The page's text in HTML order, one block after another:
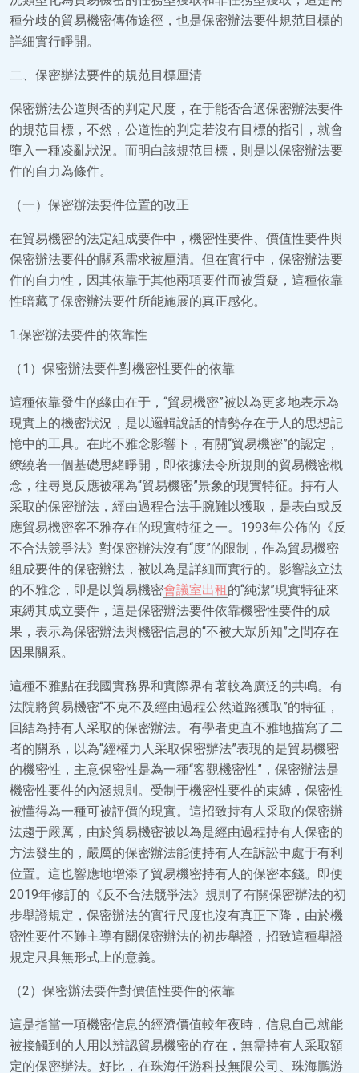
種分歧的貿易機密傳佈途徑，也是保密辦法要件規范目標的
詳細實行睜開。
二、保密辦法要件的規范目標厘清
保密辦法公道與否的判定尺度，在于能否合適保密辦法要件
的規范目標，不然，公道性的判定若沒有目標的指引，就會
墮入一種凌亂狀況。而明白該規范目標，則是以保密辦法要
件的自力為條件。
（一）保密辦法要件位置的改正
在貿易機密的法定組成要件中，機密性要件、價值性要件與
保密辦法要件的關系需求被厘清。但在實行中，保密辦法要
件的自力性，因其依靠于其他兩項要件而被質疑，這種依靠
性暗藏了保密辦法要件所能施展的真正感化。
1.保密辦法要件的依靠性
（1）保密辦法要件對機密性要件的依靠
這種依靠發生的緣由在于，“貿易機密”被以為更多地表示為
現實上的機密狀況，是以邏輯說話的情勢存在于人的思想記
憶中的工具。在此不雅念影響下，有關“貿易機密”的認定，
繚繞著一個基礎思緒睜開，即依據法令所規則的貿易機密概
念，往尋覓反應被稱為“貿易機密”景象的現實特征。持有人
采取的保密辦法，經由過程合法手腕難以獲取，是表白或反
應貿易機密客不雅存在的現實特征之一。1993年公佈的《反
不合法競爭法》對保密辦法沒有“度”的限制，作為貿易機密
組成要件的保密辦法，被以為是詳細而實行的。影響該立法
的不雅念，即是以貿易機密會議室出租的“純潔”現實特征來
束縛其成立要件，這是保密辦法要件依靠機密性要件的成
果，表示為保密辦法與機密信息的“不被大眾所知”之間存在
因果關系。
這種不雅點在我國實務界和實際界有著較為廣泛的共鳴。有
法院將貿易機密“不克不及經由過程公然道路獲取”的特征，
回結為持有人采取的保密辦法。有學者更直不雅地描寫了二
者的關系，以為“經權力人采取保密辦法”表現的是貿易機密
的機密性，主意保密性是為一種“客觀機密性”，保密辦法是
機密性要件的內涵規則。受制于機密性要件的束縛，保密性
被懂得為一種可被評價的現實。這招致持有人采取的保密辦
法趨于嚴厲，由於貿易機密被以為是經由過程持有人保密的
方法發生的，嚴厲的保密辦法能使持有人在訴訟中處于有利
位置。這也響應地增添了貿易機密持有人的保密本錢。即便
2019年修訂的《反不合法競爭法》規則了有關保密辦法的初
步舉證規定，保密辦法的實行尺度也沒有真正下降，由於機
密性要件不難主導有關保密辦法的初步舉證，招致這種舉證
規定只具無形式上的意義。
（2）保密辦法要件對價值性要件的依靠
這是指當一項機密信息的經濟價值較年夜時，信息自己就能
被接觸到的人用以辨認貿易機密的存在，無需持有人采取額
定的保密辦法。好比，在珠海仟游科技無限公司、珠海鵬游